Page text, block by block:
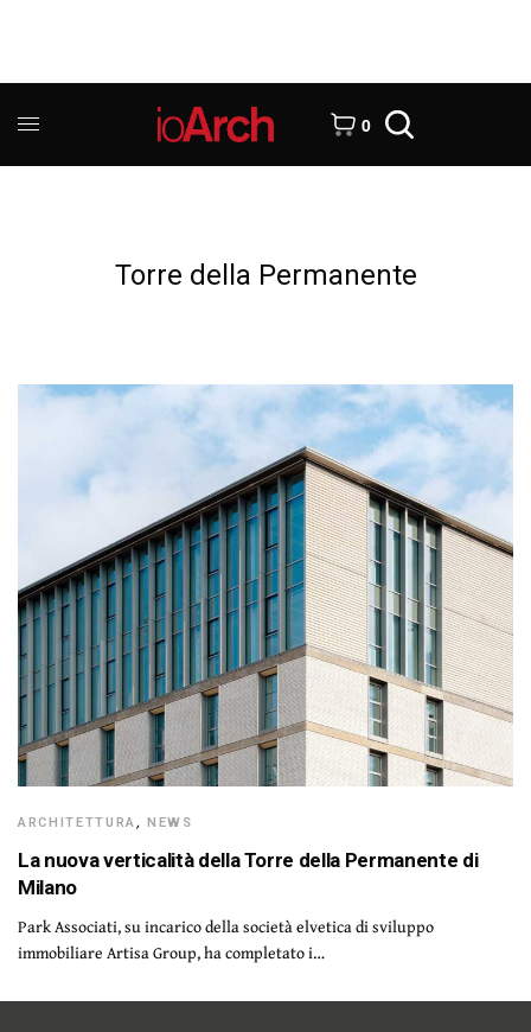
0
Torre della Permanente
ARCHITETTURA,NEWS
La nuova verticalità della Torre della Permanente di
Milano
Park Associati, su incarico della società elvetica di sviluppo
immobiliare Artisa Group, ha completato i…